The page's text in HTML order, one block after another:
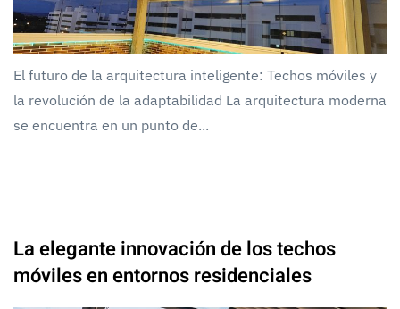
El futuro de la arquitectura inteligente: Techos móviles y
la revolución de la adaptabilidad La arquitectura moderna
se encuentra en un punto de...
La elegante innovación de los techos
móviles en entornos residenciales